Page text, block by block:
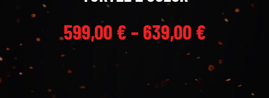
MONOS PERSONALIZADOS
EVENTOS
NOTICIAS
599,00€–639,00€